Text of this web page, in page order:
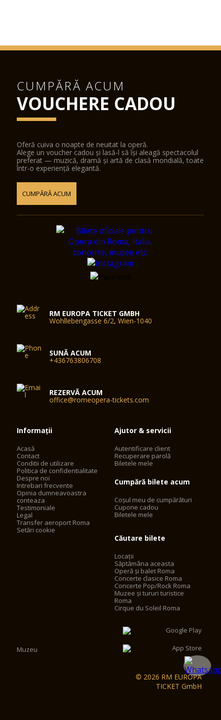
CUMPĂRĂ ACUM
VOUCHERE CADOU
Oferă cuiva o noapte de neuitat la operă.
Alege un voucher cadou și lasă-l să își aleagă spectacolul
preferat — muzică, dramă și artă de clasă mondială, toate
într-o experiență elegantă.
CUMPĂRĂ ACUM
RM EUROPA TICKET GMBH
Wohllebengasse 6/2, Wien-1040
SUNĂ ACUM
+436763806708
REZERVĂ ACUM
office@romeopera-tickets.com
Informații
Acasă
Contact
Conditii de utilizare
Politica de confidentialitate
Despre noi
Intrebari frecvente
Opinia dumneavoastra
conteaza
Testimoniale
Legal
Transfer aeroport Roma
Setări cookie
Ajutor & servicii
Autentificare client
Recuperare parolă
Biletele mele
Cumpără bilete acum
Coșul meu de cumpărături
Cupone cadou
Biletele mele
Căutare bilete
Locații
Săptămâna aceasta
Operă și balet Roma
Concerte clasice Roma
Concerte Pop/Rock Roma
Muzee și tururi turistice
Roma
Cirque du Soleil Roma
Muzeu
© 2026 RM EUROPA
TICKET GmbH